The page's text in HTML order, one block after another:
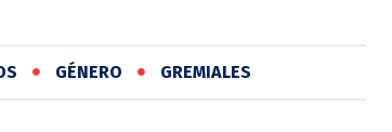
GÉNERO GREMIALES